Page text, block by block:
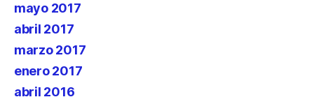
mayo 2017
abril 2017
marzo 2017
enero 2017
abril 2016